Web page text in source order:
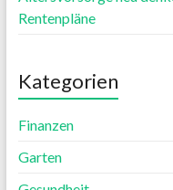
Rentenpläne
Kategorien
Finanzen
Garten